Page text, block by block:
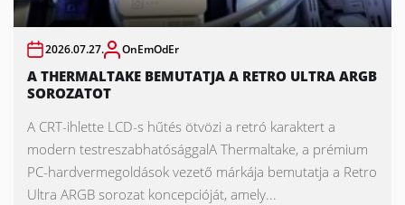
2026.07.27. OnEmOdEr
A THERMALTAKE BEMUTATJA A RETRO ULTRA ARGB
SOROZATOT
A CRT-ihlette LCD-s hűtés ötvözi a retró karaktert a
modern testreszabhatósággalA Thermaltake, a prémium
PC-hardvermegoldások vezető márkája bemutatja a Retro
Ultra ARGB sorozat koncepcióját, amely...